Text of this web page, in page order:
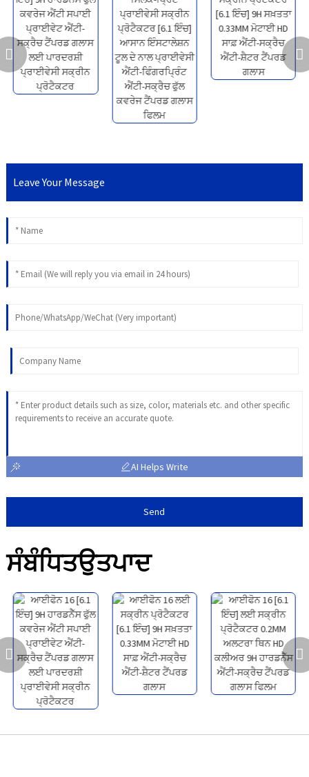
Leave Your Message
AI Helps Write
Send
ਸੰਬੰਧਿਤਉਤਪਾਦ